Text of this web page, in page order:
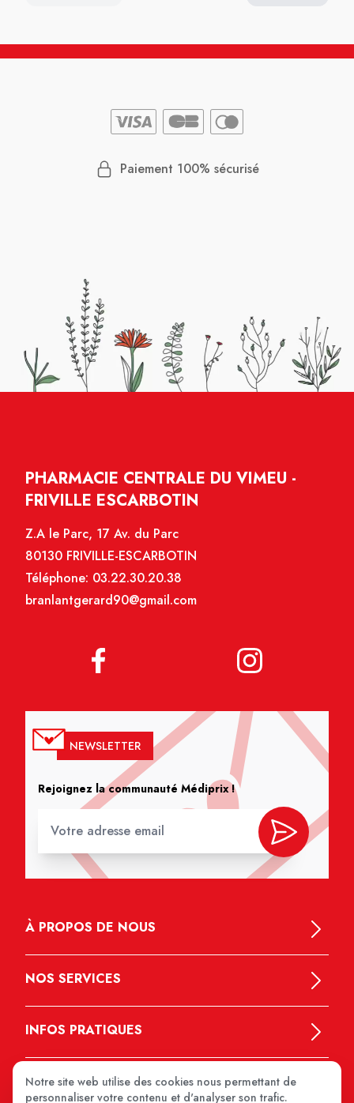
Paiement 100% sécurisé
PHARMACIE CENTRALE DU VIMEU -
FRIVILLE ESCARBOTIN
Z.A le Parc, 17 Av. du Parc
80130 FRIVILLE-ESCARBOTIN
Téléphone: 03.22.30.20.38
branlantgerard90@gmail.com
NEWSLETTER
Rejoignez la communauté Médiprix !
À PROPOS DE NOUS
NOS SERVICES
INFOS PRATIQUES
Notre site web utilise des cookies nous permettant de
personnaliser votre contenu et d'analyser son trafic.